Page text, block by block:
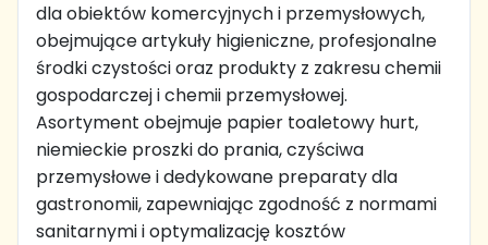
dla obiektów komercyjnych i przemysłowych,
obejmujące artykuły higieniczne, profesjonalne
środki czystości oraz produkty z zakresu chemii
gospodarczej i chemii przemysłowej.
Asortyment obejmuje papier toaletowy hurt,
niemieckie proszki do prania, czyściwa
przemysłowe i dedykowane preparaty dla
gastronomii, zapewniając zgodność z normami
sanitarnymi i optymalizację kosztów